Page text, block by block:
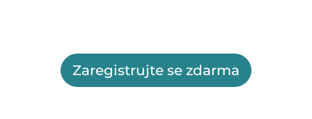
Zaregistrujte se zdarma